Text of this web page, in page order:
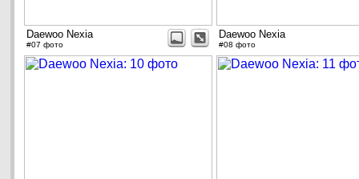
Daewoo Nexia
#07 фото
Daewoo Nexia
#08 фото